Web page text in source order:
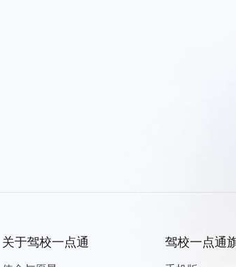
关于驾校一点通 驾校一点通